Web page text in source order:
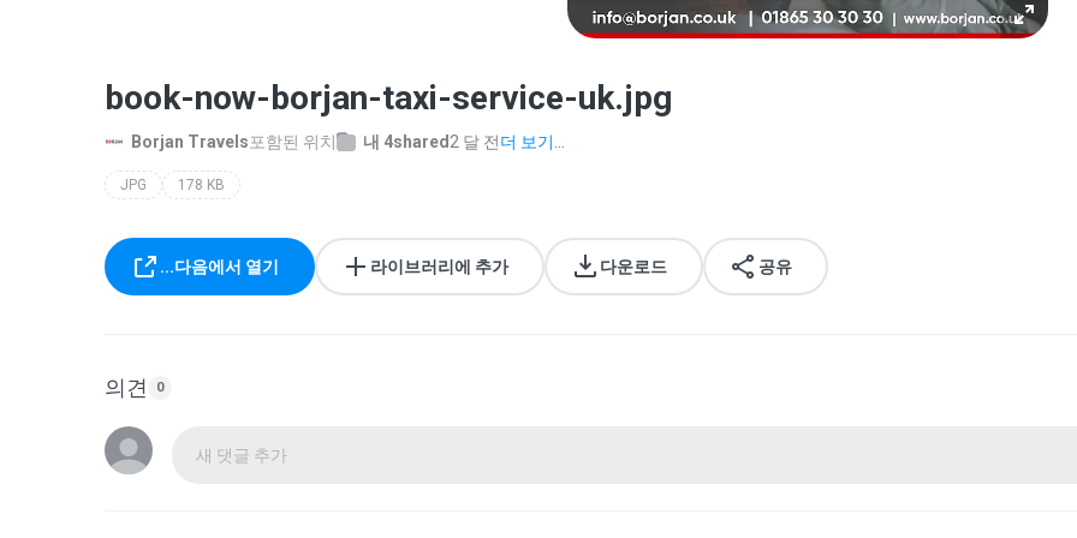
book-now-borjan-taxi-service-uk.jpg
Borjan Travels포함된 위치 내 4shared 2 달 전더 보기...
JPG 178 KB
...다음에서 열기 라이브러리에 추가 다운로드 공유
의견 0
새 댓글 추가